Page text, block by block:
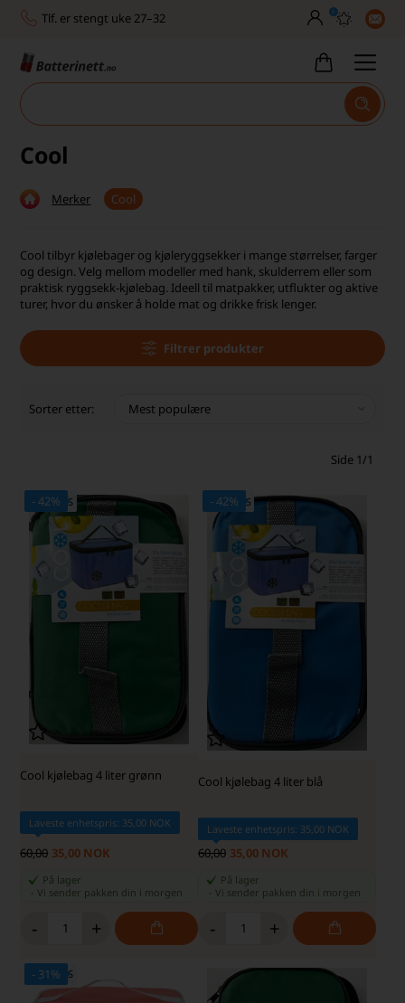
Tlf. er stengt uke 27–32
Toll, moms og avgifter inkludert
30 dagers full returrett
Billig frakt
Høy kundetilfredshet
0
Cool
Merker Cool
Cool tilbyr kjølebager og kjøleryggsekker i mange størrelser, farger
og design. Velg mellom modeller med hank, skulderrem eller som
praktisk ryggsekk-kjølebag. Ideell til matpakker, utflukter og aktive
turer, hvor du ønsker å holde mat og drikke frisk lenger.
Filtrer produkter
Sorter etter:
Side 1/1
- 42% SKARP PRIS · SKARP PRIS
Cool kjølebag 4 liter grønn
Laveste enhetspris: 35,00 NOK
60,00 35,00 NOK
På lager
-Vi sender pakken din i morgen
- +
- 42% SKARP PRIS · SKARP PRIS
Cool kjølebag 4 liter blå
Laveste enhetspris: 35,00 NOK
60,00 35,00 NOK
På lager
Vi sender pakken din i morgen
- +
- 31%